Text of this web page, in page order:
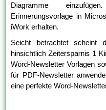
Diagramme
Erinnerungsvorlage in
iWork erhalten.
Seicht betrachtet scheint
hinsichtlich Zeitersparnis 1
Word-Newsletter Vorlagen
für PDF-Newsletter
eine perfekte Word-